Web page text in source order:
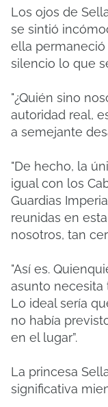
Los ojos de
se sintió
ella
silencio lo que
"¿Quién sino
autoridad real,
a semejante
"De hecho, la
igual con los
Guardias
reunidas en
nosotros, tan
"Así es.
asunto necesita
Lo ideal sería
no había
en el lugar”.
La princesa
significativa